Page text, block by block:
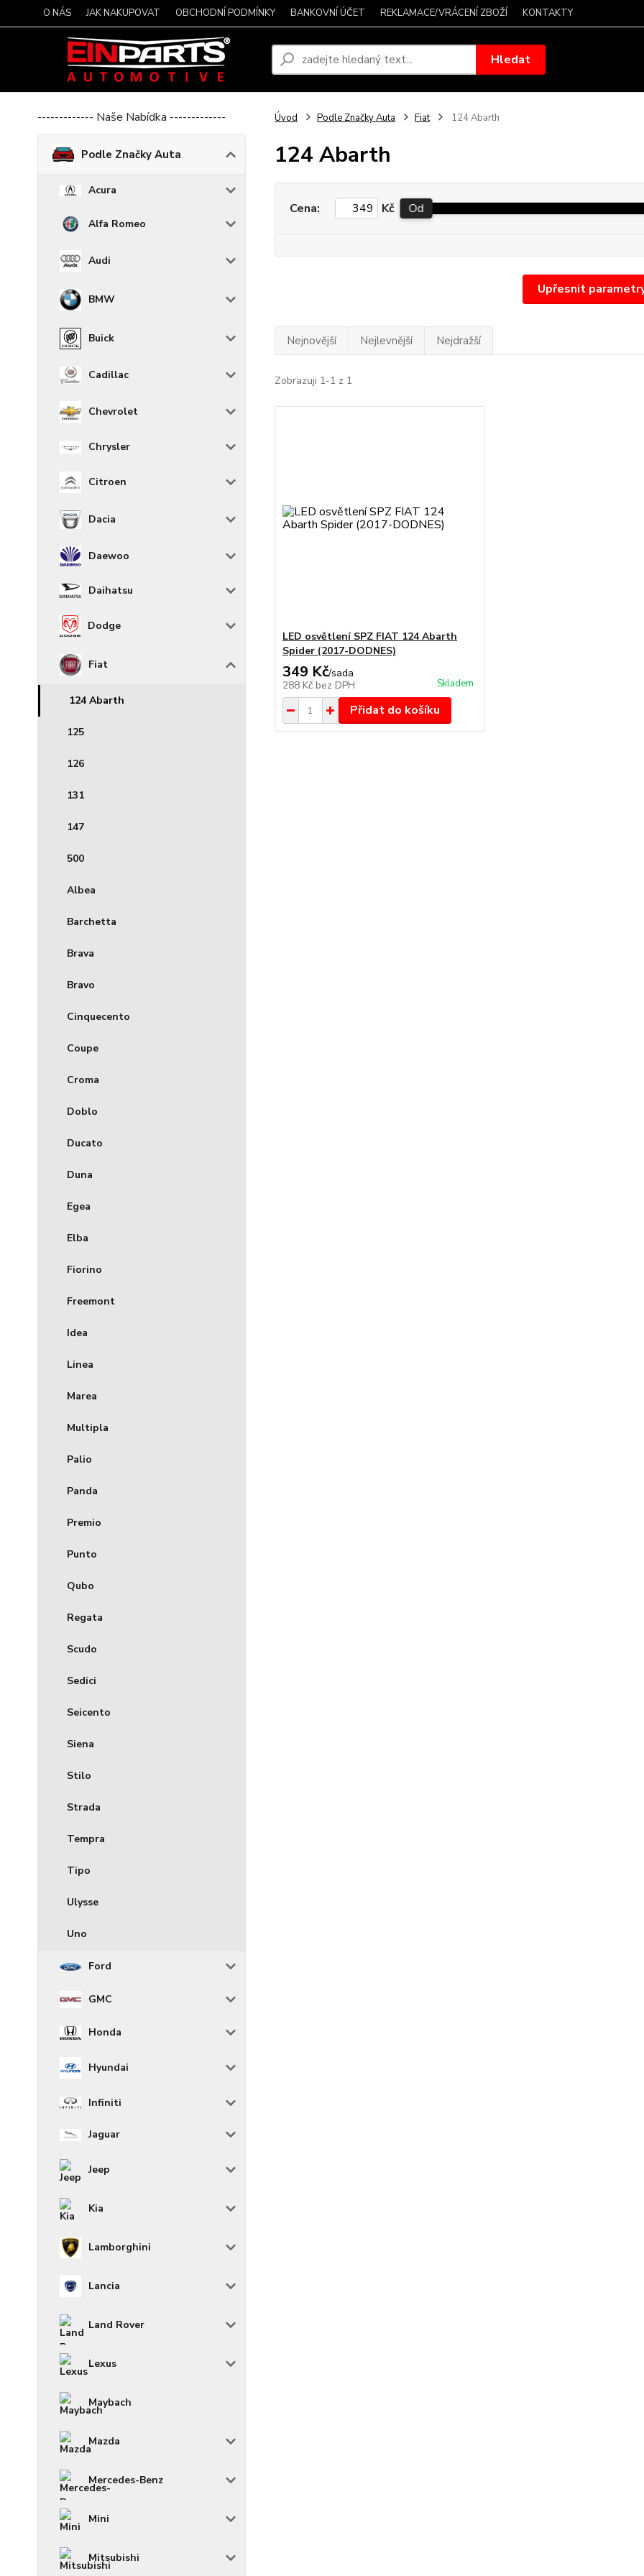
O NÁS JAK NAKUPOVAT OBCHODNÍ PODMÍNKY BANKOVNÍ ÚČET REKLAMACE/VRÁCENÍ ZBOŽÍ KONTAKTY
Hledat
------------- Naše Nabídka -------------
Podle Značky Auta
Acura
Alfa Romeo
Audi
BMW
Buick
Cadillac
Chevrolet
Chrysler
Citroen
Dacia
Daewoo
Daihatsu
Dodge
Fiat
124 Abarth
125
126
131
147
500
Albea
Barchetta
Brava
Bravo
Cinquecento
Coupe
Croma
Doblo
Ducato
Duna
Egea
Elba
Fiorino
Freemont
Idea
Linea
Marea
Multipla
Palio
Panda
Premio
Punto
Qubo
Regata
Scudo
Sedici
Seicento
Siena
Stilo
Strada
Tempra
Tipo
Ulysse
Uno
Ford
GMC
Honda
Hyundai
Infiniti
Jaguar
Jeep
Kia
Lamborghini
Lancia
Land Rover
Lexus
Maybach
Mazda
Mercedes-Benz
Mini
Mitsubishi
Úvod Podle Značky Auta Fiat 124 Abarth
124 Abarth
Upřesnit
Cena: Kč Od
Nejnovější Nejlevnější Nejdražší
Zobrazuji 1-1 z 1
LED osvětlení SPZ FIAT 124 Abarth
Spider (2017-DODNES)
349 Kč/sada
288 Kč bez DPH Skladem
Přidat do košíku